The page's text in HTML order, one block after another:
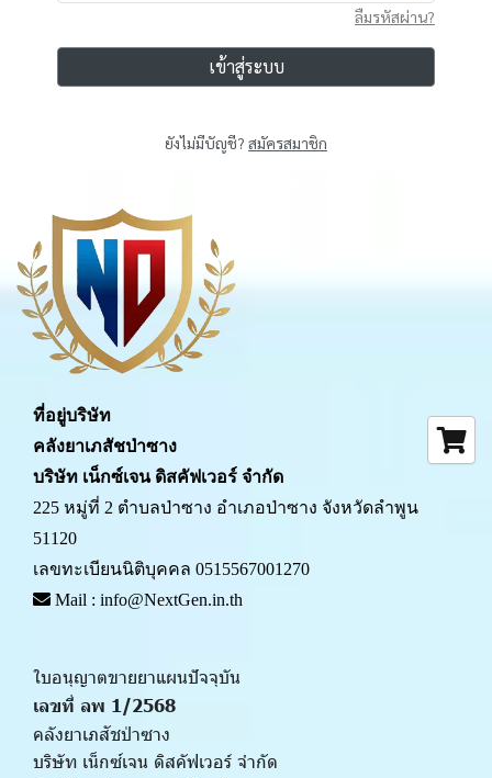
ลืมรหัสผ่าน?
เข้าสู่ระบบ
ยังไม่มีบัญชี? สมัครสมาชิก
ที่อยู่บริษัท
คลังยาเภสัชป่าซาง
บริษัท เน็กซ์เจน ดิสคัฟเวอร์ จำกัด
225 หมู่ที่ 2 ตำบลป่าซาง อำเภอป่าซาง จังหวัดลำพูน
51120
เลขทะเบียนนิติบุคคล 0515567001270
Mail : info@NextGen.in.th
ใบอนุญาตขายยาแผนปัจจุบัน
เลขที่ ลพ 1/2568
คลังยาเภสัชป่าซาง
บริษัท เน็กซ์เจน ดิสคัฟเวอร์ จำกัด